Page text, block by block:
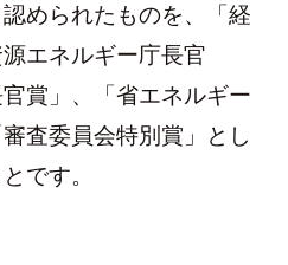
められたものを、「経
エネルギー庁長官
賞」、「省エネルギー
査委員会特別賞」とし
です。